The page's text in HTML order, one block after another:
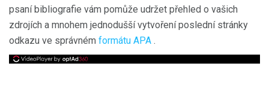
psaní bibliografie vám pomůže udržet přehled o vašich
zdrojích a mnohem jednodušší vytvoření poslední stránky
odkazu ve správném formátu APA .